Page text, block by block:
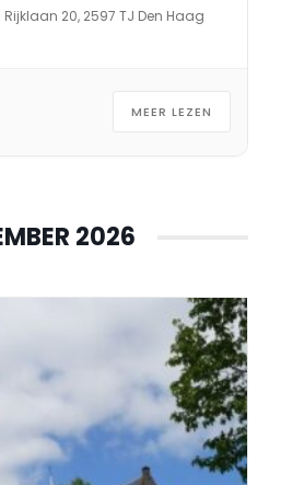
20, 2597 TJ Den Haag
MEER LEZEN
2026